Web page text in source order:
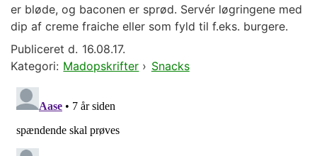
er bløde, og baconen er sprød. Servér løgringene med
dip af creme fraiche eller som fyld til f.eks. burgere.
Publiceret d. 16.08.17.
Kategori: Madopskrifter › Snacks